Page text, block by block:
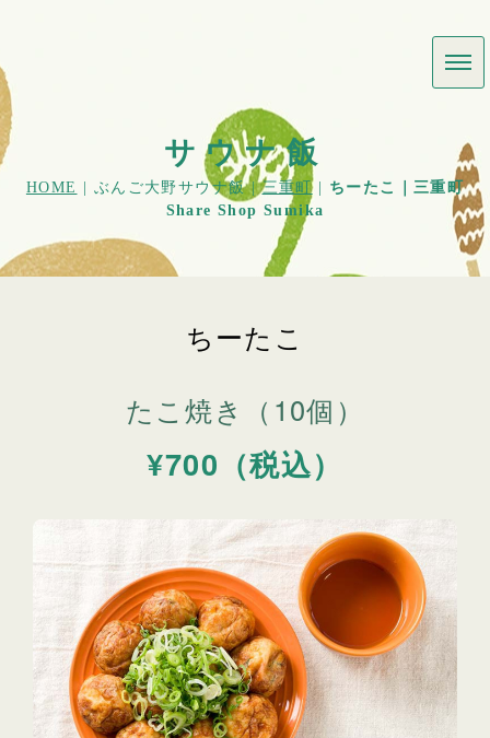
サウナ飯
HOME | ぶんご大野サウナ飯 |三重町| ちーたこ｜三重町
Share Shop Sumika
ちーたこ
たこ焼き（10個）
¥700（税込）